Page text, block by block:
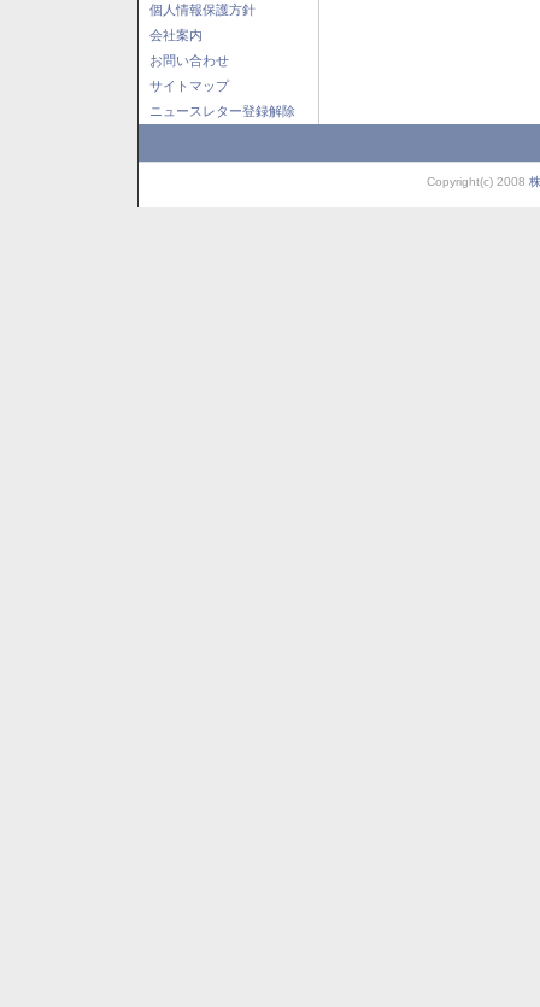
個人情報保護方針
会社案内
お問い合わせ
サイトマップ
ニュースレター登録解除
Copyright(c) 2008